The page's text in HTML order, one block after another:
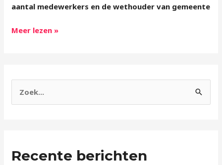
aantal medewerkers en de wethouder van gemeente
Meer lezen »
n
Recente berichten